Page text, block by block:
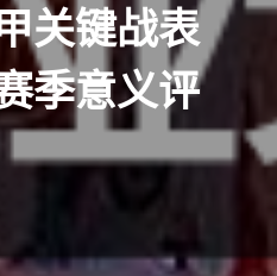
关键战表
季意义评